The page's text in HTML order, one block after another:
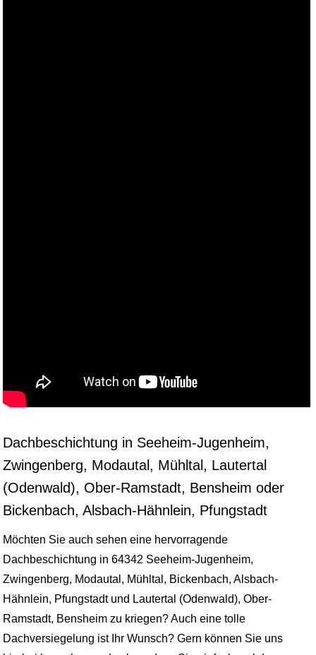
Dachbeschichtung in Seeheim-Jugenheim,
Zwingenberg, Modautal, Mühltal, Lautertal
(Odenwald), Ober-Ramstadt, Bensheim oder
Bickenbach, Alsbach-Hähnlein, Pfungstadt
Möchten Sie auch sehen eine hervorragende
Dachbeschichtung in 64342 Seeheim-Jugenheim,
Zwingenberg, Modautal, Mühltal, Bickenbach, Alsbach-
Hähnlein, Pfungstadt und Lautertal (Odenwald), Ober-
Ramstadt, Bensheim zu kriegen? Auch eine tolle
Dachversiegelung ist Ihr Wunsch? Gern können Sie uns